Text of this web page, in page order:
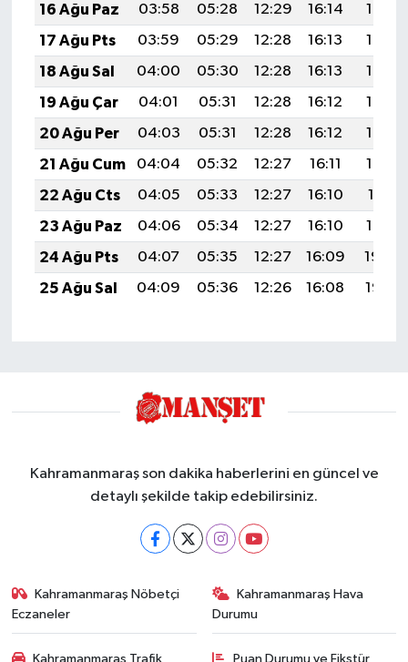
16 Ağu Paz
03:58 05:28 12:29 16:14
19:19
17 Ağu Pts
03:59 05:29 12:28 16:13
19:18
18 Ağu Sal
04:00 05:30 12:28 16:13
19:17
19 Ağu Çar
04:01 05:31 12:28 16:12
19:15
20 Ağu Per
04:03 05:31 12:28 16:12
19:14
21 Ağu Cum
04:04 05:32 12:27 16:11
19:13
22 Ağu Cts
04:05 05:33 12:27 16:10
19:11
23 Ağu Paz
04:06 05:34 12:27 16:10
19:10
24 Ağu Pts
04:07 05:35 12:27 16:09
19:08
25 Ağu Sal
04:09 05:36 12:26 16:08 19:07
Kahramanmaraş son dakika haberlerini en güncel ve
detaylı şekilde takip edebilirsiniz.
Kahramanmaraş Nöbetçi
Eczaneler
Kahramanmaraş Hava
Durumu
Kahramanmaraş Trafik
Puan Durumu ve Fikstür